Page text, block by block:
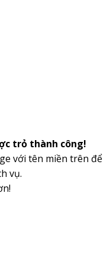
trỏ thành công!
với tên miền trên để
vụ.